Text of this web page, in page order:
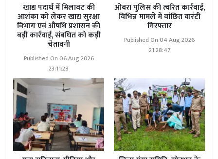
खाद्य पदार्थ में मिलावट की
आशंका को लेकर खाद्य सुरक्षा
विभाग एवं औषधि प्रशासन की
बड़ी कार्रवाई, संबधित को कड़ी
चेतावनी
Published On 06 Aug 2026
23:11:28
ओबरा पुलिस की त्वरित कार्रवाई,
विभिन्न मामले में वांछित वारंटी
गिरफ्तार
Published On 04 Aug 2026
21:28:47